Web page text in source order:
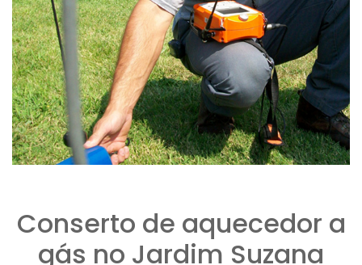
Conserto de aquecedor a
gás no Jardim Suzana